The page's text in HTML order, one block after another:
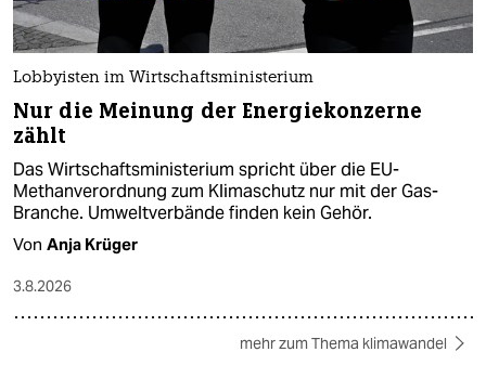
Lobbyisten im Wirtschaftsministerium
Nur die Meinung der Energiekonzerne
zählt
Das Wirtschaftsministerium spricht über die EU-
Methanverordnung zum Klimaschutz nur mit der Gas-
Branche. Umweltverbände finden kein Gehör.
Von Anja Krüger
3.8.2026
mehr zum Thema klimawandel